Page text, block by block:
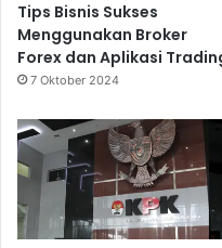
Tips Bisnis Sukses
Menggunakan Broker
Forex dan Aplikasi
7 Oktober 2024